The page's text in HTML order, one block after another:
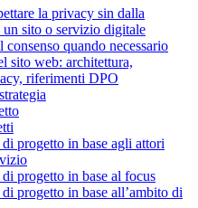
la privacy sin dalla
sito o servizio digitale
quando necessario
sito web: architettura,
riferimenti DPO
progetto in base agli attori
progetto in base al focus
progetto in base all’ambito di